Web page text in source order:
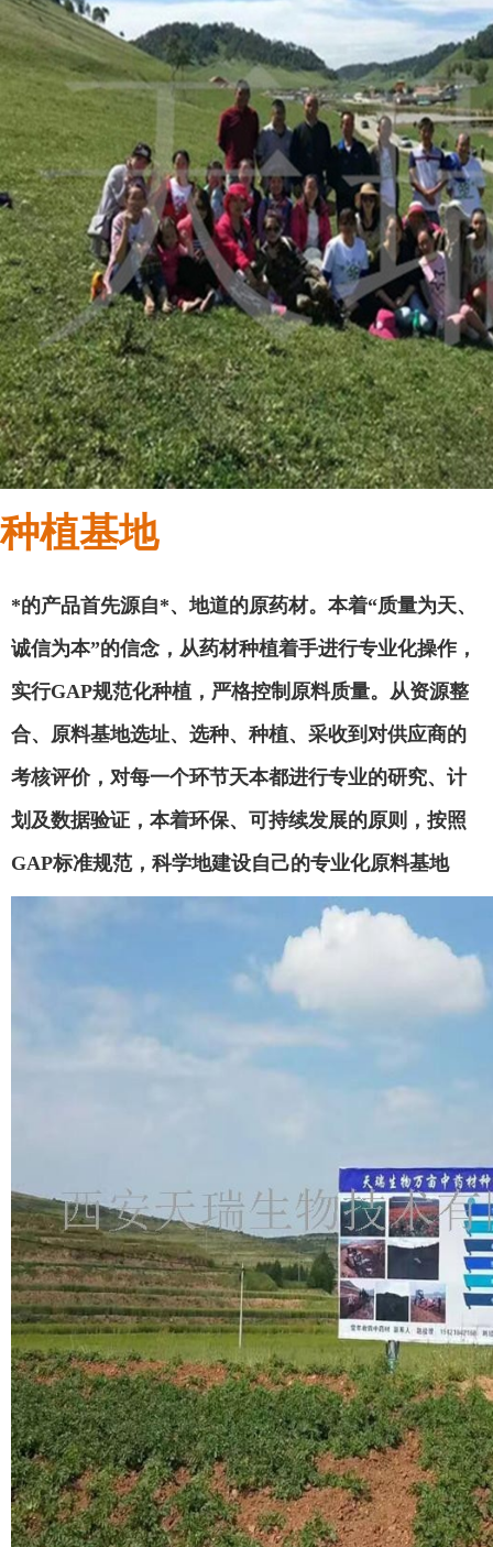
种植基地
*的产品首先源自*、地道的原药材。本着“质量为天、
诚信为本”的信念，从药材种植着手进行专业化操作，
实行GAP规范化种植，严格控制原料质量。从资源整
合、原料基地选址、选种、种植、采收到对供应商的
考核评价，对每一个环节天本都进行专业的研究、计
划及数据验证，本着环保、可持续发展的原则，按照
GAP标准规范，科学地建设自己的专业化原料基地